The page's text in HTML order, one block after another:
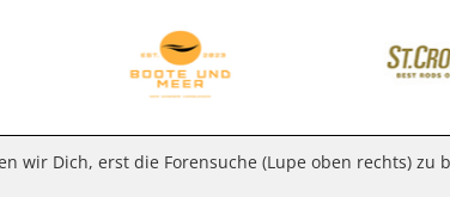
wir Dich, erst die Forensuche (Lupe oben rechts)